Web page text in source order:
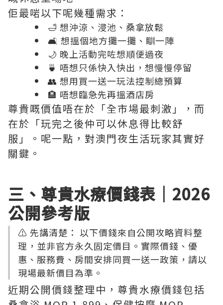
佢最啱以下呢幾種需求：
🛁 想沖涼、浸池、桑拿放鬆
🛋️ 想搵個地方攤一攤、瞓一陣
🌙 晚上活動完咗想順便過夜
🍵 唔想只係快入快出，想慢慢停留
👥 想用買一送一玩法控制總預算
🏨 唔想臨急先再搵酒店房
尊貴嘅價值唔在於「全市場最刺激」，而
在於「玩完之後仲可以休息得比較舒
服」。呢一點，對澳門夜生活玩家其實好
關鍵。
三、尊貴水療價錢表｜2026
公開參考版
⚠️ 先講清楚： 以下價錢來自公開攻略資料整
理，並非官方永久固定價目。實際價錢、優
惠、服務費、房間安排同買一送一政策，請以
現場最新價目為準。
近期公開價錢整理中，尊貴水療價錢包括